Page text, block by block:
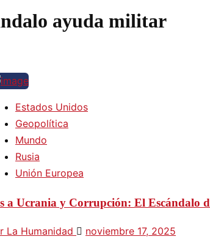
ayuda militar
Estados Unidos
Geopolítica
Mundo
Rusia
Unión Europea
a Ucrania y Corrupción: El Escándalo
La Humanidad noviembre 17, 2025